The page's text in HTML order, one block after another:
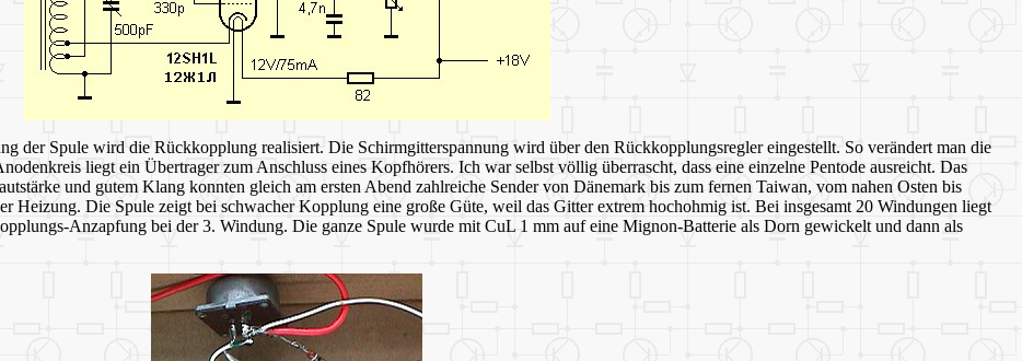
der Spule wird die Rückkopplung realisiert. Die Schirmgitterspannung wird über den Rückkopplungsregler eingestellt. So verändert man die
liegt ein Übertrager zum Anschluss eines Kopfhörers. Ich war selbst völlig überrascht, dass eine einzelne Pentode ausreicht. Das
und gutem Klang konnten gleich am ersten Abend zahlreiche Sender von Dänemark bis zum fernen Taiwan, vom nahen Osten bis
Heizung. Die Spule zeigt bei schwacher Kopplung eine große Güte, weil das Gitter extrem hochohmig ist. Bei insgesamt 20 Windungen liegt
Anzapfung bei der 3. Windung. Die ganze Spule wurde mit CuL 1 mm auf eine Mignon-Batterie als Dorn gewickelt und dann als